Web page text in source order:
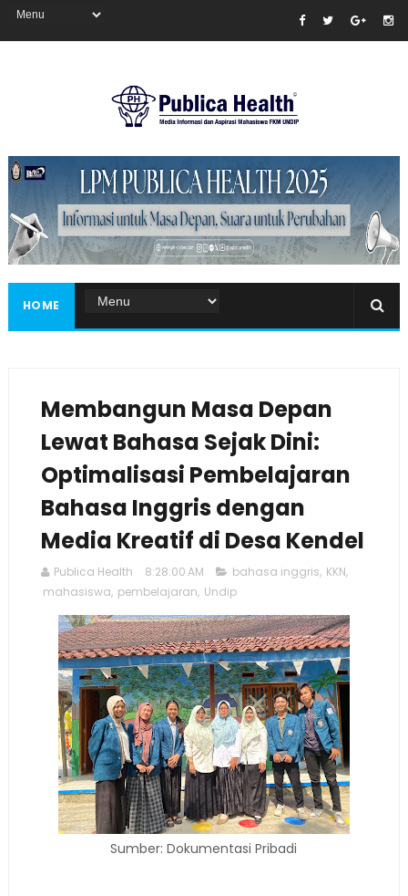
Masukkan iklan disini!
HOME
Membangun Masa Depan
Lewat Bahasa Sejak Dini:
Optimalisasi Pembelajaran
Bahasa Inggris dengan
Media Kreatif di Desa Kendel
Publica Health 8:28:00 AM bahasa inggris, KKN,
mahasiswa, pembelajaran, Undip
Sumber: Dokumentasi Pribadi